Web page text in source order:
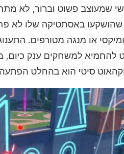
שמעוצב פשוט וברור, לא
שהושקעו באסתטיקה שלו לא
או מנגה מטורפים.
סיטי הוא בהחלט